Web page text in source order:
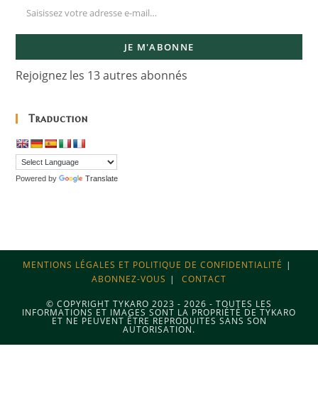
JE M'ABONNE
Rejoignez les 13 autres abonnés
Traduction
Powered by Translate
MENTIONS LÉGALES ET POLITIQUE DE CONFIDENTIALITÉ
ABONNEZ-VOUS
CONTACT
© COPYRIGHT TYKARO 2023 - 2026 - TOUTES LES
INFORMATIONS ET IMAGES SONT LA PROPRIÉTÉ DE TYKARO
ET NE PEUVENT ÊTRE REPRODUITES SANS SON
AUTORISATION.